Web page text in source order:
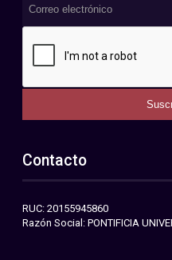
Contacto
RUC: 20155945860
Razón Social: PONTIFICIA